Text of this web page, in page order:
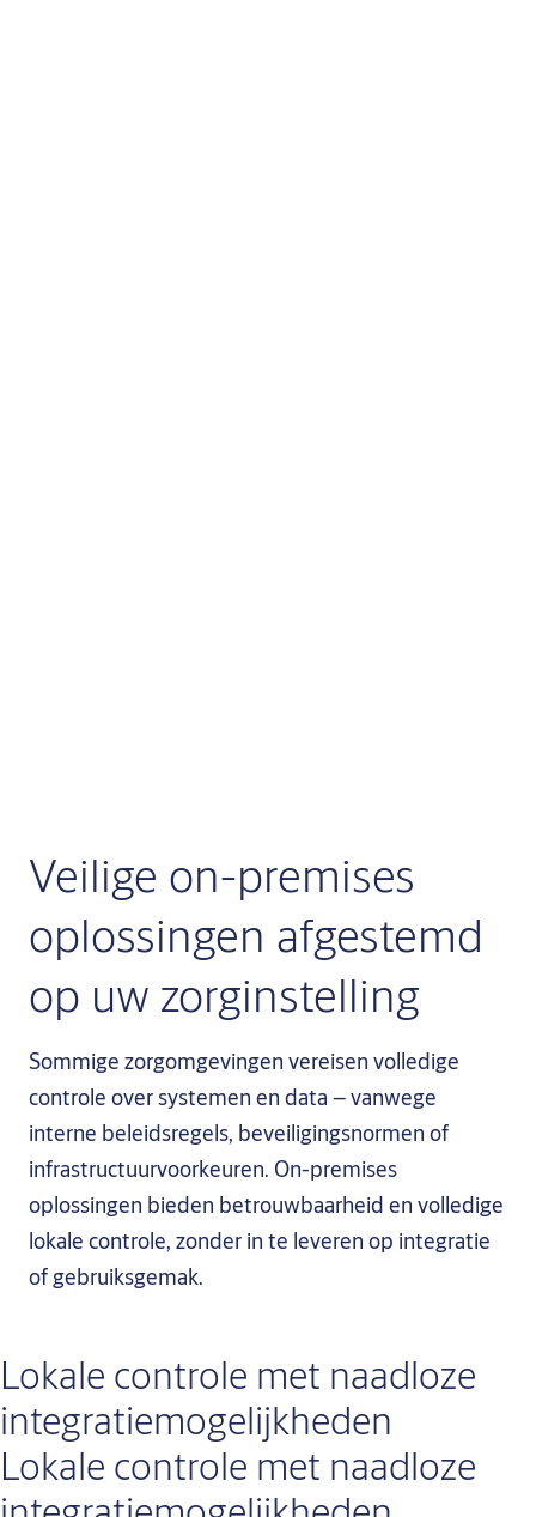
Veilige on-premises
oplossingen afgestemd
op uw zorginstelling
Sommige zorgomgevingen vereisen volledige
controle over systemen en data – vanwege
interne beleidsregels, beveiligingsnormen of
infrastructuurvoorkeuren. On-premises
oplossingen bieden betrouwbaarheid en volledige
lokale controle, zonder in te leveren op integratie
of gebruiksgemak.
Lokale controle met naadloze
integratiemogelijkheden
Lokale controle met naadloze